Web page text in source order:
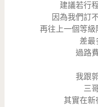
建議若行
因為我們訂
再往上一個等級
差最
過路
我跟
三
其實在新